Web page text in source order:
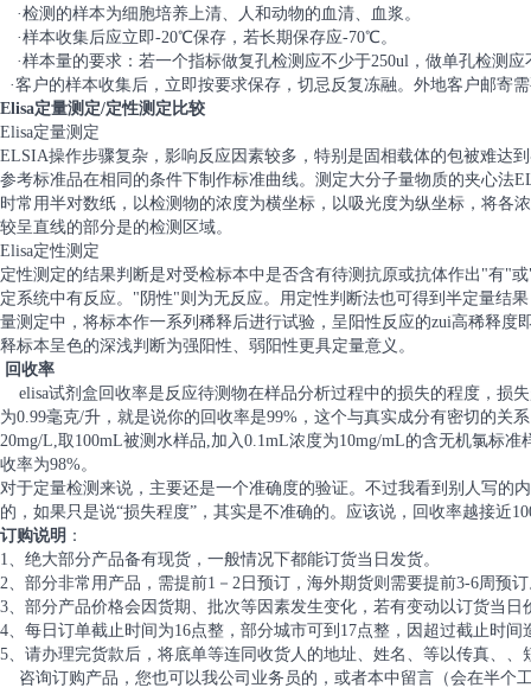
·检测的样本为细胞培养上清、人和动物的血清、血浆。
·样本收集后应立即-20℃保存，若长期保存应-70℃。
·样本量的要求：若一个指标做复孔检测应不少于250ul，做单孔检测
·客户的样本收集后，立即按要求保存，切忌反复冻融。外地客户邮寄
Elisa定量测定/定性测定比较
Elisa定量测定
ELSIA操作步骤复杂，影响反应因素较多，特别是固相载体的包被难达
参考标准品在相同的条件下制作标准曲线。测定大分子量物质的夹心法
时常用半对数纸，以检测物的浓度为横坐标，以吸光度为纵坐标，将各
较呈直线的部分是的检测区域。
Elisa定性测定
定性测定的结果判断是对受检标本中是否含有待测抗原或抗体作出"有
定系统中有反应。"阴性"则为无反应。用定性判断法也可得到半定量结
量测定中，将标本作一系列稀释后进行试验，呈阳性反应的zui高稀释
释标本呈色的深浅判断为强阳性、弱阳性更具定量意义。
回收率
elisa试剂盒回收率是反应待测物在样品分析过程中的损失的程度，损
为0.99毫克/升，就是说你的回收率是99%，这个与真实成分有密切的
20mg/L,取100mL被测水样品,加入0.1mL浓度为10mg/mL的含无机氯标
收率为98%。
对于定量检测来说，主要还是一个准确度的验证。不过我看到别人写的
的，如果只是说“损失程度”，其实是不准确的。应该说，回收率越接近
订购说明 ：
1、绝大部分产品备有现货，一般情况下都能订货当日发货。
2、部分非常用产品，需提前1－2日预订，海外期货则需要提前3-6周预
3、部分产品价格会因货期、批次等因素发生变化，若有变动以订货当日
4、每日订单截止时间为16点整，部分城市可到17点整，因超过截止时
5、请办理完货款后，将底单等连同收货人的地址、姓名、等以传真、、
咨询订购产品，您也可以我公司业务员的，或者本中留言（会在半个